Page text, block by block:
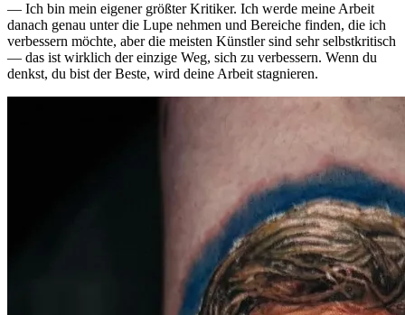
— Ich bin mein eigener größter Kritiker. Ich werde meine Arbeit
danach genau unter die Lupe nehmen und Bereiche finden, die ich
verbessern möchte, aber die meisten Künstler sind sehr selbstkritisch
— das ist wirklich der einzige Weg, sich zu verbessern. Wenn du
denkst, du bist der Beste, wird deine Arbeit stagnieren.